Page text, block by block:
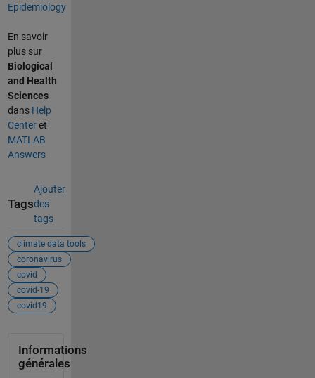
Epidemiology
En savoir
plus sur
Biological
and Health
Sciences
dans Help
Centeret
MATLAB
Answers
Tags
Ajouter
des
tags
climate data tools
coronavirus
covid
covid-19
covid19
Informations
générales